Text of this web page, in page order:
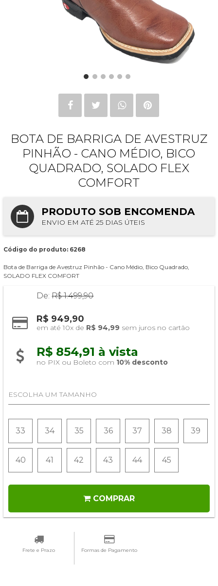
BOTA DE BARRIGA DE AVESTRUZ
PINHÃO - CANO MÉDIO, BICO
QUADRADO, SOLADO FLEX
COMFORT
PRODUTO SOB ENCOMENDA
ENVIO EM ATÉ 25 DIAS ÚTEIS
Código do produto: 6268
Bota de Barriga de Avestruz Pinhão - Cano Médio, Bico Quadrado,
SOLADO FLEX COMFORT
De:R$ 1.499,90
R$ 949,90
em até 10x de R$ 94,99 sem juros no cartão
R$ 854,91 à vista
no PIX ou Boleto com 10% desconto
ESCOLHA UM TAMANHO
33 34 35 36 37 38 39
40 41 42 43 44 45
COMPRAR
Frete e Prazo Formas de Pagamento